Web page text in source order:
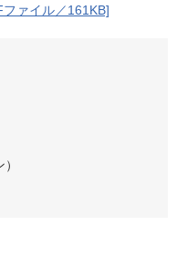
ァイル／161KB]